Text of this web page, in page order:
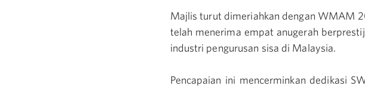
Majlis turut dimeriahkan dengan WMAM
telah menerima empat anugerah
industri pengurusan sisa di Malaysia.
Pencapaian ini mencerminkan dedikasi